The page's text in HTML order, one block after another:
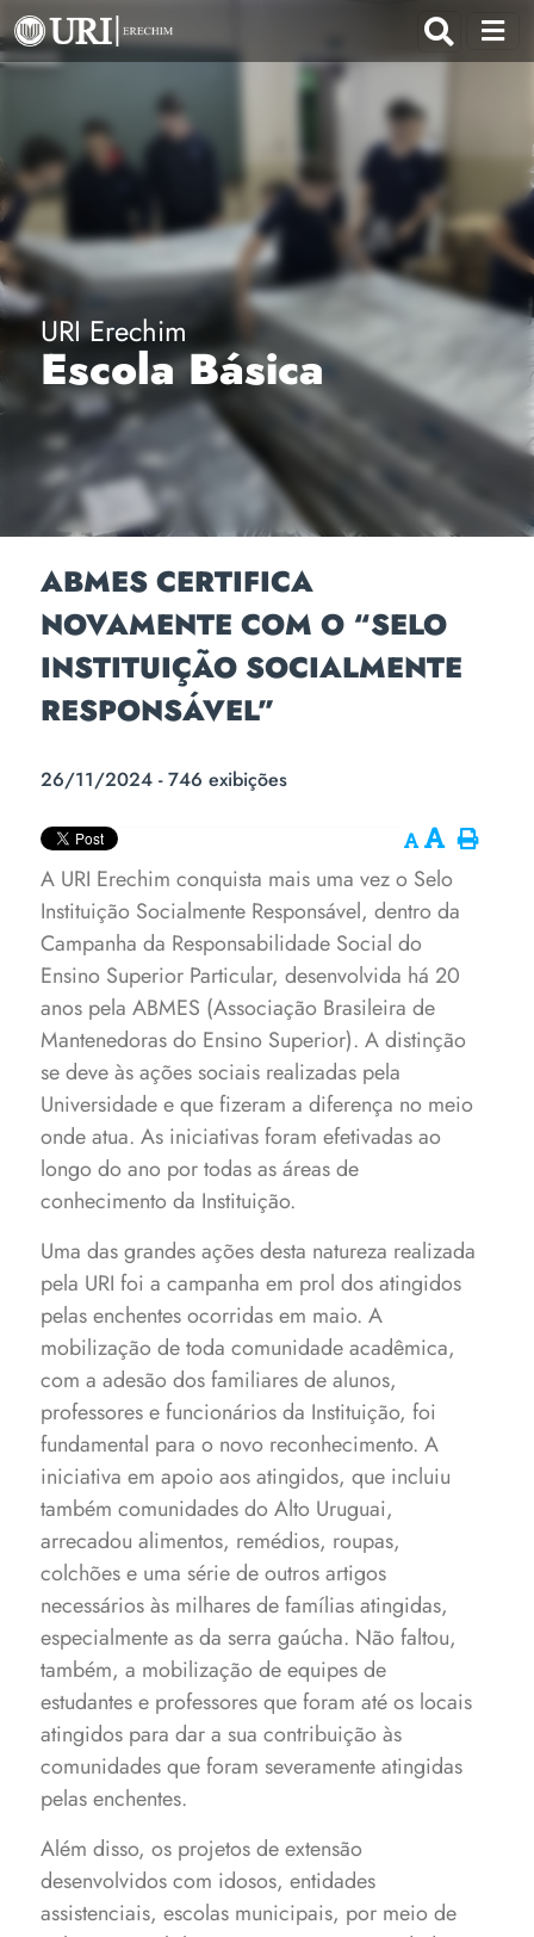
URI Erechim
Escola Básica
ABMES CERTIFICA
NOVAMENTE COM O “SELO
INSTITUIÇÃO SOCIALMENTE
RESPONSÁVEL”
26/11/2024 - 746 exibições
A URI Erechim conquista mais uma vez o Selo
Instituição Socialmente Responsável, dentro da
Campanha da Responsabilidade Social do
Ensino Superior Particular, desenvolvida há 20
anos pela ABMES (Associação Brasileira de
Mantenedoras do Ensino Superior). A distinção
se deve às ações sociais realizadas pela
Universidade e que fizeram a diferença no meio
onde atua. As iniciativas foram efetivadas ao
longo do ano por todas as áreas de
conhecimento da Instituição.
Uma das grandes ações desta natureza realizada
pela URI foi a campanha em prol dos atingidos
pelas enchentes ocorridas em maio. A
mobilização de toda comunidade acadêmica,
com a adesão dos familiares de alunos,
professores e funcionários da Instituição, foi
fundamental para o novo reconhecimento. A
iniciativa em apoio aos atingidos, que incluiu
também comunidades do Alto Uruguai,
arrecadou alimentos, remédios, roupas,
colchões e uma série de outros artigos
necessários às milhares de famílias atingidas,
especialmente as da serra gaúcha. Não faltou,
também, a mobilização de equipes de
estudantes e professores que foram até os locais
atingidos para dar a sua contribuição às
comunidades que foram severamente atingidas
pelas enchentes.
Além disso, os projetos de extensão
desenvolvidos com idosos, entidades
assistenciais, escolas municipais, por meio de